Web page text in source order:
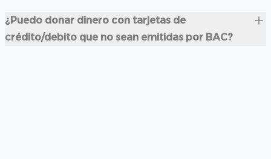
¿Puedo donar dinero con tarjetas de
crédito/debito que no sean emitidas por BAC?